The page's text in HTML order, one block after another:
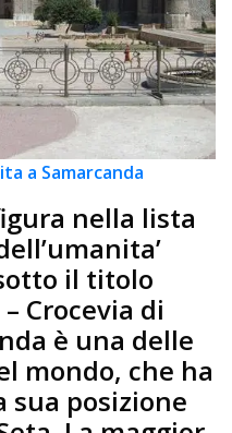
a Samarcanda
nella lista
sotto il titolo
Crocevia di
è una delle
mondo, che ha
sua posizione